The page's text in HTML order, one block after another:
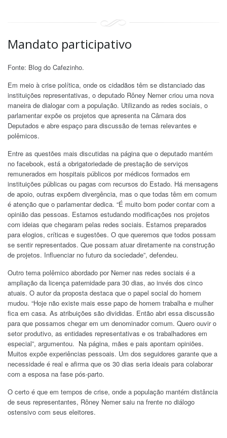
Mandato participativo
Fonte: Blog do Cafezinho.
Em meio à crise política, onde os cidadãos têm se distanciado das
instituições representativas, o deputado Rôney Nemer criou uma nova
maneira de dialogar com a população. Utilizando as redes sociais, o
parlamentar expõe os projetos que apresenta na Câmara dos
Deputados e abre espaço para discussão de temas relevantes e
polêmicos.
Entre as questões mais discutidas na página que o deputado mantém
no facebook, está a obrigatoriedade de prestação de serviços
remunerados em hospitais públicos por médicos formados em
instituições públicas ou pagas com recursos do Estado. Há mensagens
de apoio, outras expõem divergência, mas o que todas têm em comum
é atenção que o parlamentar dedica. “É muito bom poder contar com a
opinião das pessoas. Estamos estudando modificações nos projetos
com ideias que chegaram pelas redes sociais. Estamos preparados
para elogios, críticas e sugestões. O que queremos que todos possam
se sentir representados. Que possam atuar diretamente na construção
de projetos. Influenciar no futuro da sociedade”, defendeu.
Outro tema polêmico abordado por Nemer nas redes sociais é a
ampliação da licença paternidade para 30 dias, ao invés dos cinco
atuais. O autor da proposta destaca que o papel social do homem
mudou. “Hoje não existe mais esse papo de homem trabalha e mulher
fica em casa. As atribuições são divididas. Então abri essa discussão
para que possamos chegar em um denominador comum. Quero ouvir o
setor produtivo, as entidades representativas e os trabalhadores em
especial”, argumentou. Na página, mães e pais apontam opiniões.
Muitos expõe experiências pessoais. Um dos seguidores garante que a
necessidade é real e afirma que os 30 dias seria ideais para colaborar
com a esposa na fase pós-parto.
O certo é que em tempos de crise, onde a população mantém distância
de seus representantes, Rôney Nemer saiu na frente no diálogo
ostensivo com seus eleitores.